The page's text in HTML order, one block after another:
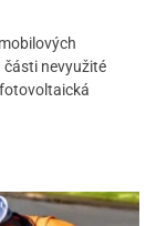
části nevyužité